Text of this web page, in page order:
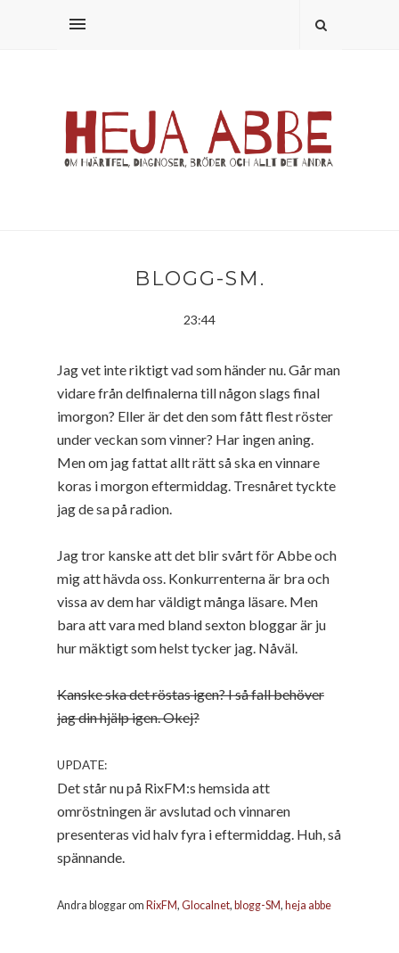
BLOGG-SM.
23:44
Jag vet inte riktigt vad som händer nu. Går man
vidare från delfinalerna till någon slags final
imorgon? Eller är det den som fått flest röster
under veckan som vinner? Har ingen aning.
Men om jag fattat allt rätt så ska en vinnare
koras i morgon eftermiddag. Tresnåret tyckte
jag de sa på radion.
Jag tror kanske att det blir svårt för Abbe och
mig att hävda oss. Konkurrenterna är bra och
vissa av dem har väldigt många läsare. Men
bara att vara med bland sexton bloggar är ju
hur mäktigt som helst tycker jag. Nåväl.
Kanske ska det röstas igen? I så fall behöver
jag din hjälp igen. Okej?
UPDATE:
Det står nu på RixFM:s hemsida att
omröstningen är avslutad och vinnaren
presenteras vid halv fyra i eftermiddag. Huh, så
spännande.
Andra bloggar om RixFM, Glocalnet, blogg-SM, heja abbe